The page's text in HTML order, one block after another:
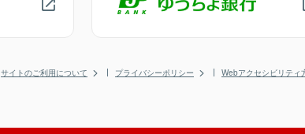
サイトのご利用について プライバシーポリシー Webアクセシビリティ